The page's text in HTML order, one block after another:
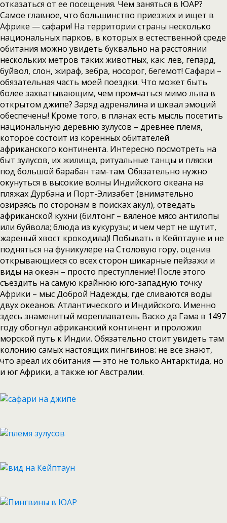
отказаться от ее посещения. Чем заняться в ЮАР?
Самое главное, что большинство приезжих и ищет в
Африке — сафари! На территории страны несколько
национальных парков, в которых в естественной среде
обитания можно увидеть буквально на расстоянии
нескольких метров таких животных, как: лев, гепард,
буйвол, слон, жираф, зебра, носорог, бегемот! Сафари –
обязательная часть моей поездки. Что может быть
более захватывающим, чем промчаться мимо льва в
открытом джипе? Заряд адреналина и шквал эмоций
обеспечены! Кроме того, в планах есть мысль посетить
национальную деревню зулусов – древнее племя,
которое состоит из коренных обитателей
африканского континента. Интересно посмотреть на
быт зулусов, их жилища, ритуальные танцы и пляски
под большой барабан там-там. Обязательно нужно
окунуться в высокие волны Индийского океана на
пляжах Дурбана и Порт-Элизабет (внимательно
озираясь по сторонам в поисках акул), отведать
африканской кухни (билтонг – вяленое мясо антилопы
или буйвола; блюда из кукурузы; и чем черт не шутит,
жареный хвост крокодила)! Побывать в Кейптауне и не
подняться на фуникулере на Столовую гору, оценив
открывающиеся со всех сторон шикарные пейзажи и
виды на океан – просто преступление! После этого
съездить на самую крайнюю юго-западную точку
Африки – мыс Доброй Надежды, где сливаются воды
двух океанов: Атлантического и Индийского. Именно
здесь знаменитый мореплаватель Васко да Гама в 1497
году обогнул африканский континент и проложил
морской путь к Индии. Обязательно стоит увидеть там
колонию самых настоящих пингвинов: не все знают,
что ареал их обитания — это не только Антарктида, но
и юг Африки, а также юг Австралии.